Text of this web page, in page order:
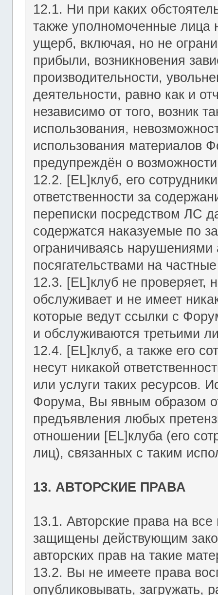
12.1. Ни при каких
также уполномоченные лица
ущерб, включая, но не
прибыли, возникновения
производительности,
деятельности, равно как и
независимо от того, возник
использования,
использования материалов
предупреждён о
12.2. [EL]клуб, его
ответственности за
переписки посредством ЛС
содержатся наказуемые по
ограничиваясь
посягательствами на
12.3. [EL]клуб не проверяет,
обслуживает и не имеет
которые ведут ссылки с
и обслуживаются третьими
12.4. [EL]клуб, а также его
несут никакой
или услуги таких ресурсов.
Форума, Вы явным образом
предъявления любых
отношении [EL]клуба (его
лиц), связанных с таким
13. АВТОРСКИЕ ПРАВА
13.1. Авторские права на
защищены действующим
авторских прав на такие
13.2. Вы не имеете права
опубликовывать, загружать,